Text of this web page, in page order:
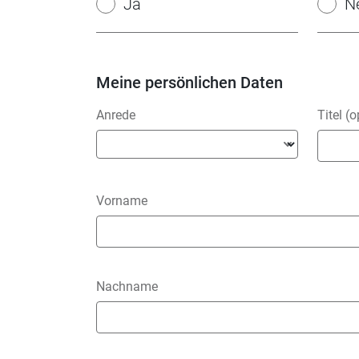
Ja
Meine persönlichen Daten
Anrede Titel
Vorname
Nachname